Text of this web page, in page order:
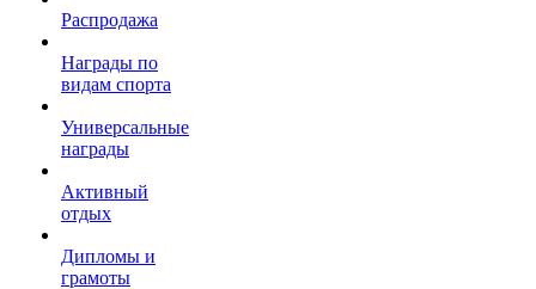
Распродажа
Награды по
видам спорта
Универсальные
награды
Активный
отдых
Дипломы и
грамоты